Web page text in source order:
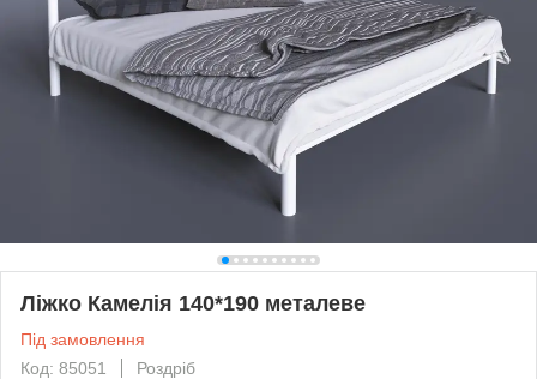
Ліжко Камелія 140*190 металеве
Під замовлення
Код: 85051
Роздріб